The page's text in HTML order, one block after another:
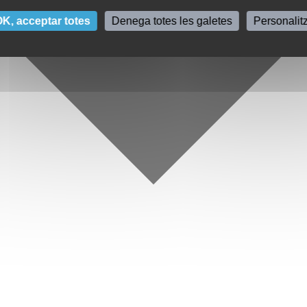
acceptar totes Denega totes les galetes